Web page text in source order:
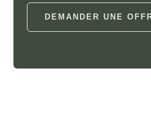
DEMANDER UNE